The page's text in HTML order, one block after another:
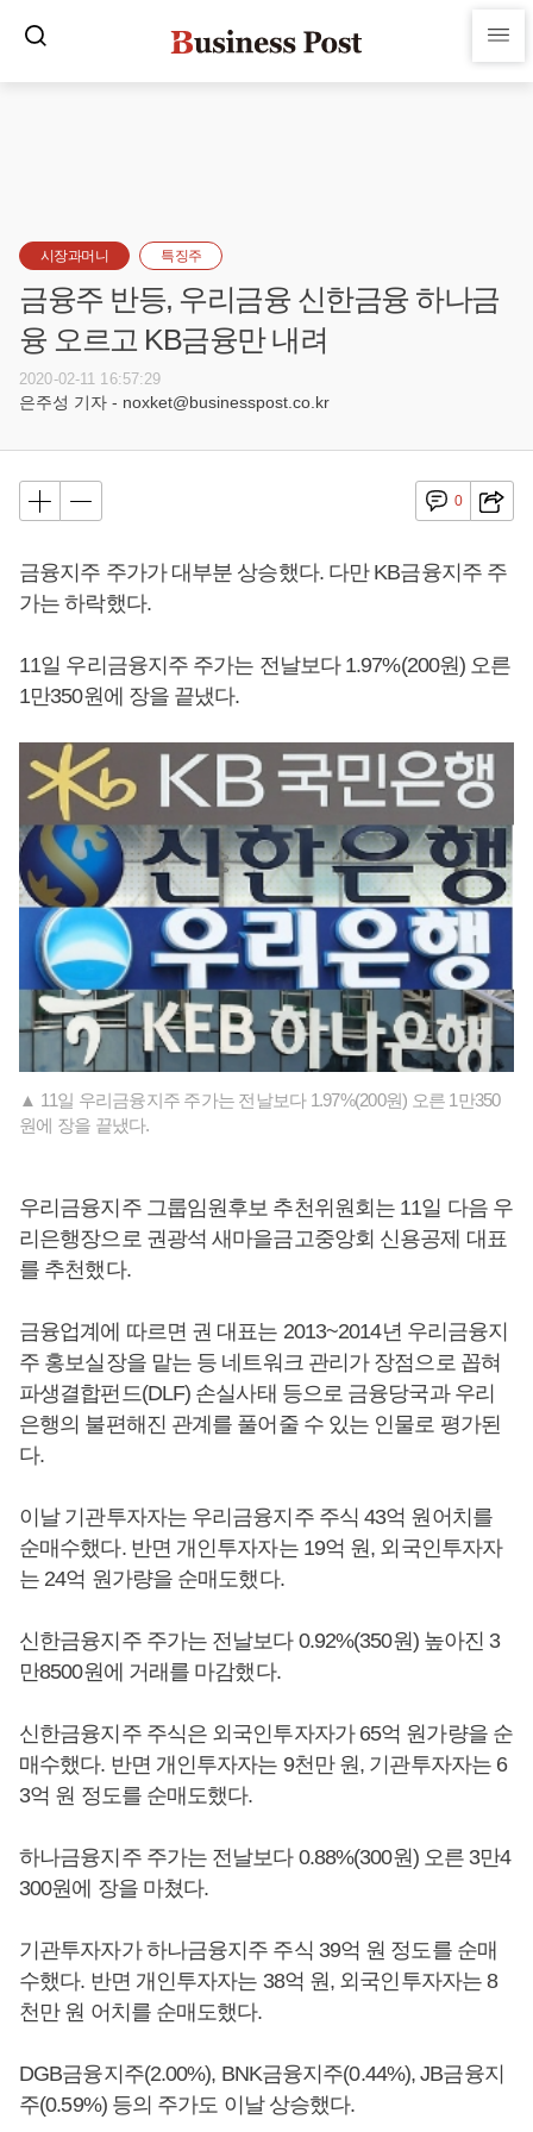
시장과머니 특징주
금융주 반등, 우리금융 신한금융 하나금
융 오르고 KB금융만 내려
2020-02-11 16:57:29
은주성 기자 - noxket@businesspost.co.kr
0
금융지주 주가가 대부분 상승했다. 다만 KB금융지주 주
가는 하락했다.
11일 우리금융지주 주가는 전날보다 1.97%(200원) 오른
1만350원에 장을 끝냈다.
▲ 11일 우리금융지주 주가는 전날보다 1.97%(200원) 오른 1만350
원에 장을 끝냈다.
우리금융지주 그룹임원후보 추천위원회는 11일 다음 우
리은행장으로 권광석 새마을금고중앙회 신용공제 대표
를 추천했다.
금융업계에 따르면 권 대표는 2013~2014년 우리금융지
주 홍보실장을 맡는 등 네트워크 관리가 장점으로 꼽혀
파생결합펀드(DLF) 손실사태 등으로 금융당국과 우리
은행의 불편해진 관계를 풀어줄 수 있는 인물로 평가된
다.
이날 기관투자자는 우리금융지주 주식 43억 원어치를
순매수했다. 반면 개인투자자는 19억 원, 외국인투자자
는 24억 원가량을 순매도했다.
신한금융지주 주가는 전날보다 0.92%(350원) 높아진 3
만8500원에 거래를 마감했다.
신한금융지주 주식은 외국인투자자가 65억 원가량을 순
매수했다. 반면 개인투자자는 9천만 원, 기관투자자는 6
3억 원 정도를 순매도했다.
하나금융지주 주가는 전날보다 0.88%(300원) 오른 3만4
300원에 장을 마쳤다.
기관투자자가 하나금융지주 주식 39억 원 정도를 순매
수했다. 반면 개인투자자는 38억 원, 외국인투자자는 8
천만 원 어치를 순매도했다.
DGB금융지주(2.00%), BNK금융지주(0.44%), JB금융지
주(0.59%) 등의 주가도 이날 상승했다.